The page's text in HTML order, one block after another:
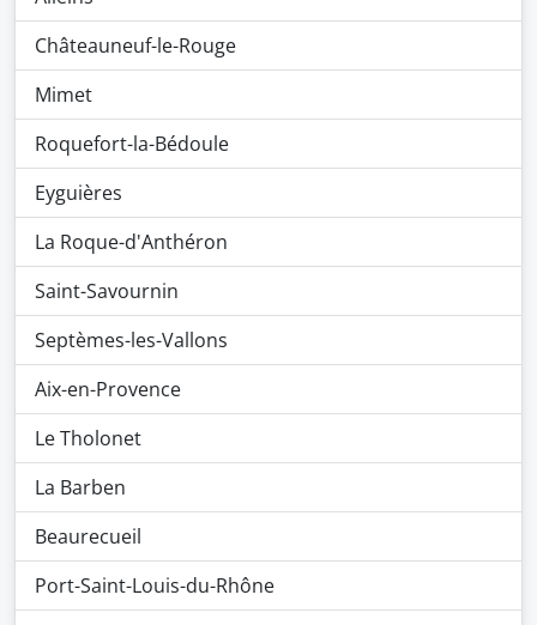
Châteauneuf-le-Rouge
Mimet
Roquefort-la-Bédoule
Eyguières
La Roque-d'Anthéron
Saint-Savournin
Septèmes-les-Vallons
Aix-en-Provence
Le Tholonet
La Barben
Beaurecueil
Port-Saint-Louis-du-Rhône